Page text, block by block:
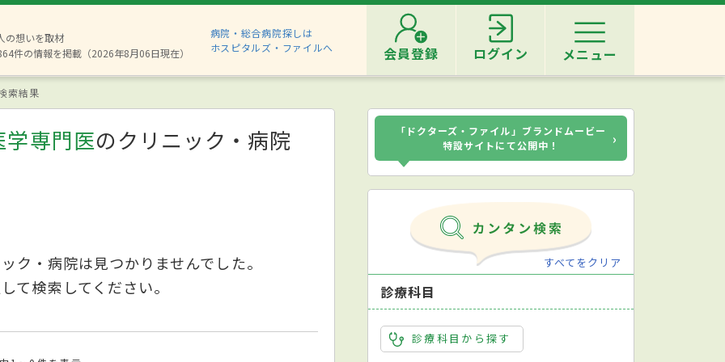
の想いを取材
件の情報を掲載（2026年8月06日現在）
病院・総合病院探しは
ホスピタルズ・ファイルへ
会員登録 ログイン メニュー
索結果
専門医のクリニック・病院
ク・病院は見つかりませんでした。
て検索してください。
「ドクターズ・ファイル」ブランドムービー
特設サイトにて公開中！
›
すべてをクリア
診療科目
診療科目から探す